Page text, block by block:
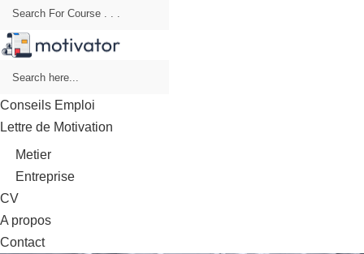
Conseils Emploi
Lettre de Motivation
Metier
Entreprise
CV
A propos
Contact